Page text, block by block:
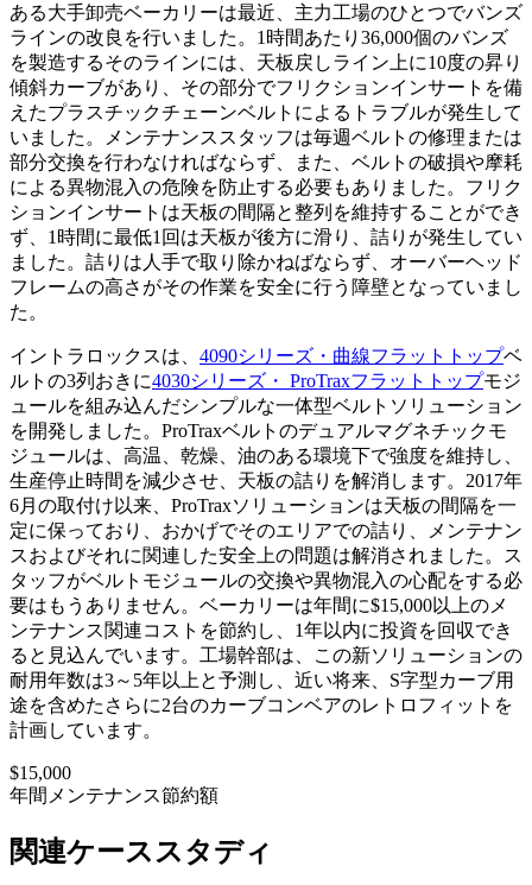
ある大手卸売ベーカリーは最近、主力工場のひとつでバンズ
ラインの改良を行いました。1時間あたり36,000個のバンズ
を製造するそのラインには、天板戻しライン上に10度の昇り
傾斜カーブがあり、その部分でフリクションインサートを備
えたプラスチックチェーンベルトによるトラブルが発生して
いました。メンテナンススタッフは毎週ベルトの修理または
部分交換を行わなければならず、また、ベルトの破損や摩耗
による異物混入の危険を防止する必要もありました。フリク
ションインサートは天板の間隔と整列を維持することができ
ず、1時間に最低1回は天板が後方に滑り、詰りが発生してい
ました。詰りは人手で取り除かねばならず、オーバーヘッド
フレームの高さがその作業を安全に行う障壁となっていまし
た。
イントラロックスは、 4090シリーズ・曲線フラットトップベ
ルトの3列おきに4030シリーズ・ ProTraxフラットトップモジ
ュールを組み込んだシンプルな一体型ベルトソリューション
を開発しました。ProTraxベルトのデュアルマグネチックモ
ジュールは、高温、乾燥、油のある環境下で強度を維持し、
生産停止時間を減少させ、天板の詰りを解消します。2017年
6月の取付け以来、ProTraxソリューションは天板の間隔を一
定に保っており、おかげでそのエリアでの詰り、メンテナン
スおよびそれに関連した安全上の問題は解消されました。ス
タッフがベルトモジュールの交換や異物混入の心配をする必
要はもうありません。ベーカリーは年間に$15,000以上のメ
ンテナンス関連コストを節約し、1年以内に投資を回収でき
ると見込んでいます。工場幹部は、この新ソリューションの
耐用年数は3～5年以上と予測し、近い将来、S字型カーブ用
途を含めたさらに2台のカーブコンベアのレトロフィットを
計画しています。
$15,000
年間メンテナンス節約額
関連ケーススタディ